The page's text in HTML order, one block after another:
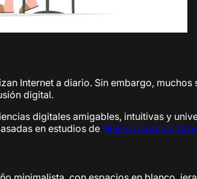
Internet a diario. Sin embargo,
digital.
digitales amigables, intuitivas y
en estudios de Nielsen Norman